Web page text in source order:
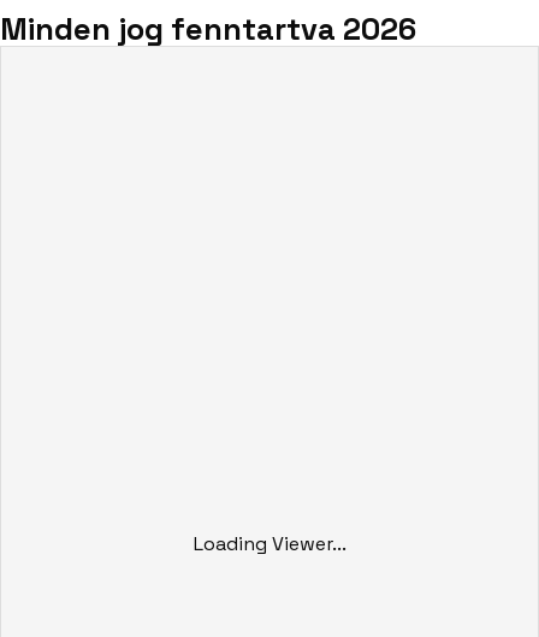
Minden jog fenntartva 2026
Loading Viewer...